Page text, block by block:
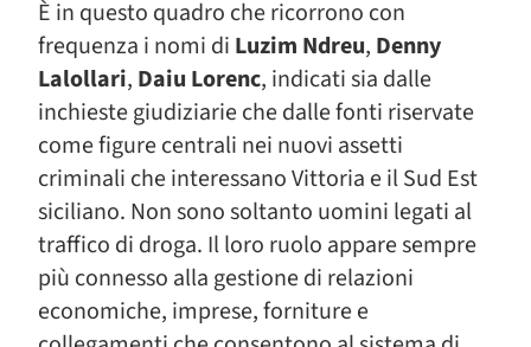
È in questo quadro che ricorrono con
frequenza i nomi di Luzim Ndreu, Denny
Lalollari, Daiu Lorenc, indicati sia dalle
inchieste giudiziarie che dalle fonti riservate
come figure centrali nei nuovi assetti
criminali che interessano Vittoria e il Sud Est
siciliano. Non sono soltanto uomini legati al
traffico di droga. Il loro ruolo appare sempre
più connesso alla gestione di relazioni
economiche, imprese, forniture e